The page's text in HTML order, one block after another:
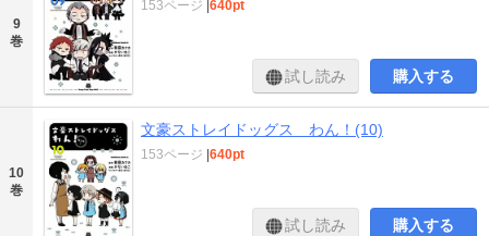
9
巻
153ページ |640pt
試し読み 購入する
10
巻
文豪ストレイドッグス わん！(10)
153ページ |640pt
試し読み 購入する